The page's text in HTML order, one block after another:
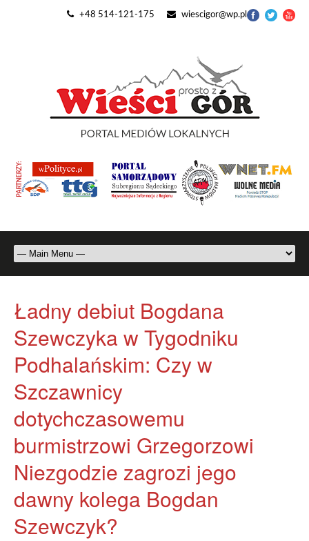
+48 514-121-175 wiescigor@wp.pl
Ładny debiut Bogdana
Szewczyka w Tygodniku
Podhalańskim: Czy w
Szczawnicy
dotychczasowemu
burmistrzowi Grzegorzowi
Niezgodzie zagrozi jego
dawny kolega Bogdan
Szewczyk?